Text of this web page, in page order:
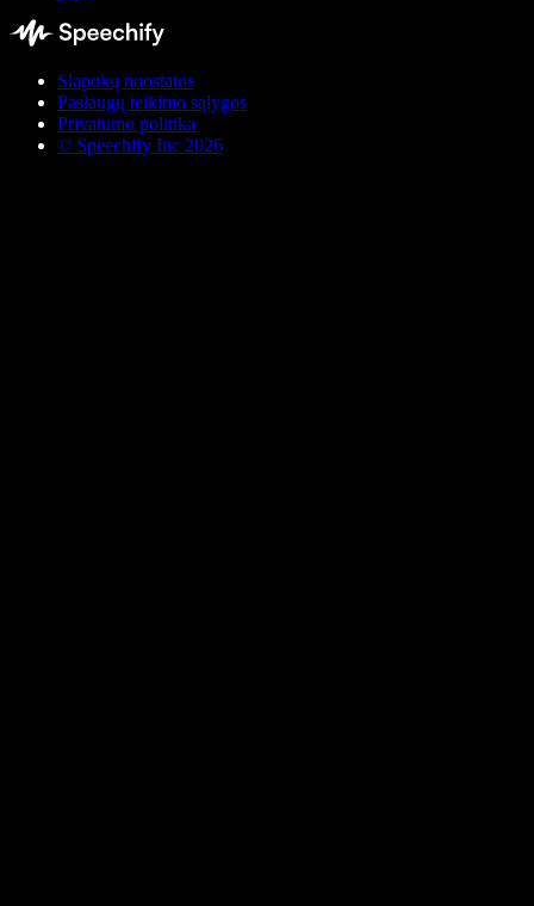
Slapukų nuostatos
Paslaugų teikimo sąlygos
Privatumo politika
© Speechify Inc 2026